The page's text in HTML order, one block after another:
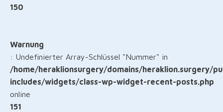
150
Warnung
: Undefinierter Array-Schlüssel "Nummer" in
/home/heraklionsurgery/domains/heraklion.surgery/
includes/widgets/class-wp-widget-recent-posts.php
online
151